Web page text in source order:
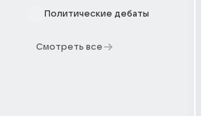
Политические дебаты
Смотреть все